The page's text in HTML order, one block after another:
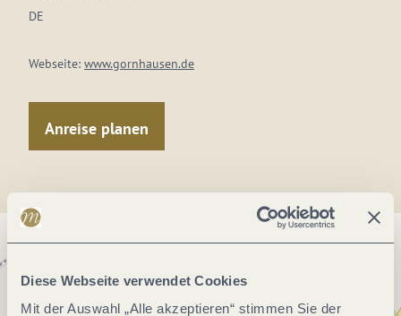
Diese Webseite verwendet Cookies
Mit der Auswahl „Alle akzeptieren“ stimmen Sie der
DE
Webseite: www.gornhausen.de
Anreise planen